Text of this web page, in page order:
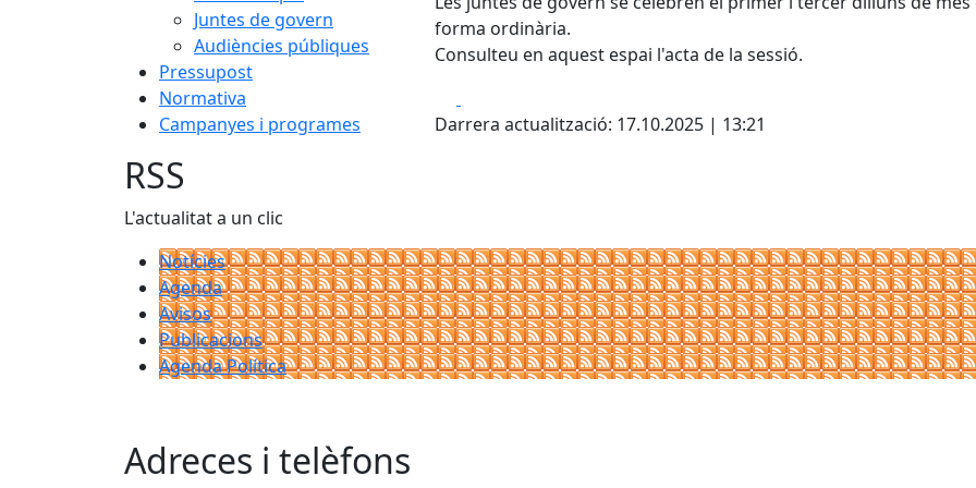
Juntes de govern
Audiències públiques
Pressupost
Normativa
Campanyes i programes
forma ordinària.
Consulteu en aquest espai l'acta de la sessió.
Darrera actualització: 17.10.2025 | 13:21
RSS
L'actualitat a un clic
Notícies
Agenda
Avisos
Publicacions
Agenda Política
Adreces i telèfons